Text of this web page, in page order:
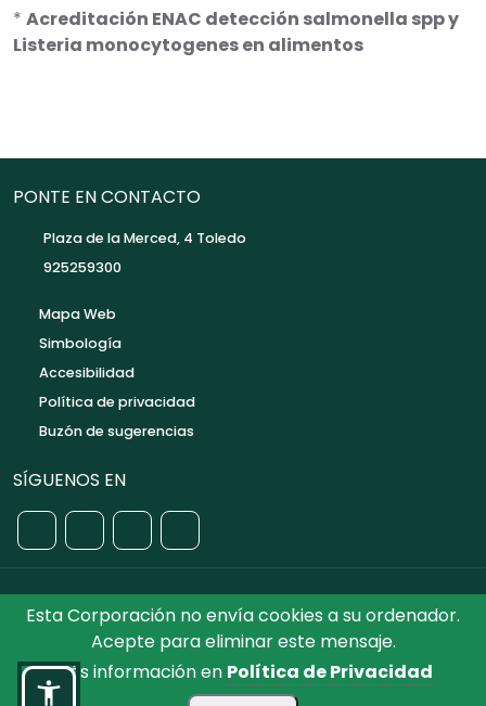
Esta Corporación no envía cookies a su ordenador.
Acepte para eliminar este mensaje.
Más información en Política de Privacidad
* Acreditación ENAC detección salmonella spp y
Listeria monocytogenes en alimentos
PONTE EN CONTACTO
Plaza de la Merced, 4 Toledo
925259300
Mapa Web
Simbología
Accesibilidad
Política de privacidad
Buzón de sugerencias
SÍGUENOS EN
©2026 Diputación de Toledo. Reservados todos los
Derechos. Diseñado por Diputación de Toledo